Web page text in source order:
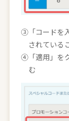
③「コードを
されている
④「適用」を
む